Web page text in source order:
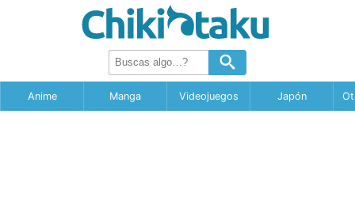
Anime Manga Videojuegos Japón